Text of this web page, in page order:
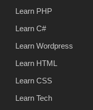
Learn PHP
Learn C#
Learn Wordpress
Learn HTML
Learn CSS
Learn Tech